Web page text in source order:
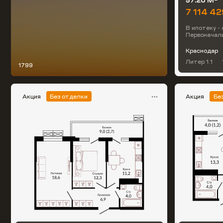
7 114
В ипотеку
Краснодар
Литер 1.1
Акция Без отделки Акция
1799